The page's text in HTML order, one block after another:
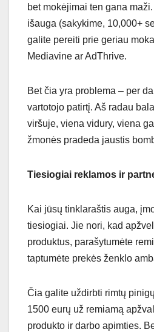
bet mokėjimai ten gana
išauga (sakykime, 10,000+
galite pereiti prie geriau
Mediavine ar AdThrive.
Bet čia yra problema – per
vartotojo patirtį. Aš radau
viršuje, viena vidury, viena
žmonės pradeda jaustis
Tiesiogiai reklamos ir
Kai jūsų tinklaraštis auga,
tiesiogiai. Jie nori, kad
produktus, parašytumėte
taptumėte prekės ženklo
Čia galite uždirbti rimtų
1500 eurų už remiamą
produkto ir darbo apimties.